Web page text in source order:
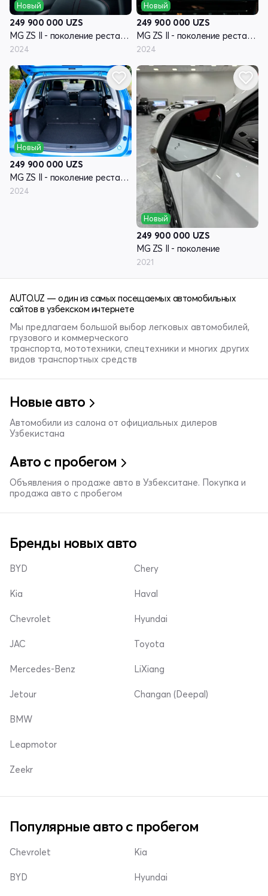
Новый
249 900 000 UZS
MG ZS II - поколение рестайлинг
2024
Новый
249 900 000 UZS
MG ZS II - поколение рестайлинг
2024
Новый
249 900 000 UZS
MG ZS II - поколение рестайлинг
2024
Новый
249 900 000 UZS
MG ZS II - поколение
2021
AUTO.UZ — один из самых посещаемых автомобильных
сайтов в узбекском интернете
Мы предлагаем большой выбор легковых автомобилей,
грузового и коммерческого
транспорта, мототехники, спецтехники и многих других
видов транспортных средств
Новые авто
Автомобили из салона от официальных дилеров
Узбекистана
Авто с пробегом
Объявления о продаже авто в Узбекситане. Покупка и
продажа авто с пробегом
Бренды новых авто
BYD
Kia
Chevrolet
Chery
Haval
Hyundai
JAC
Mercedes-Benz
Jetour
Toyota
LiXiang
Changan (Deepal)
BMW
Leapmotor
Zeekr
Популярные авто с пробегом
Chevrolet
BYD
Kia
Hyundai